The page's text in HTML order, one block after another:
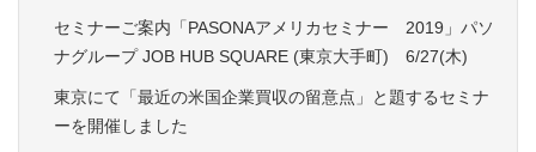
セミナーご案内「PASONAアメリカセミナー 2019」パソ
ナグループ JOB HUB SQUARE (東京大手町) 6/27(木)
東京にて「最近の米国企業買収の留意点」と題するセミナ
ーを開催しました